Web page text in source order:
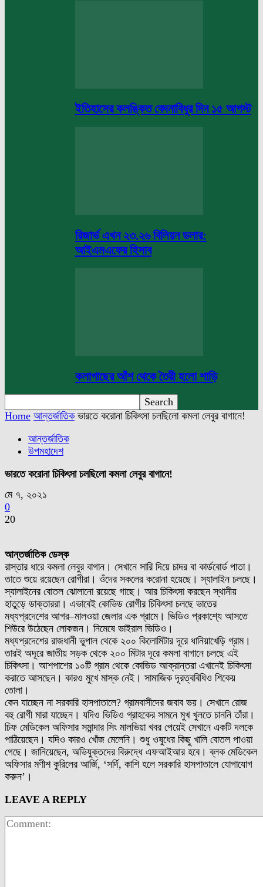
ইতিহাসের কলঙ্কিত বেদনাবিধুর দিন ১৫ আগস্ট
রিজার্ভ এখন ২৩.২৬ বিলিয়ন ডলার:
আইএমএফের হিসাব
কলাগাছের আঁশ থেকে তৈরী হলো শাড়ি
Home আন্তর্জাতিক ভারতে করোনা চিকিৎসা চলছিলো কমলা লেবুর বাগানে!
আন্তর্জাতিক
উপমহাদেশ
ভারতে করোনা চিকিৎসা চলছিলো কমলা লেবুর বাগানে!
মে ৭, ২০২১
0
20
আন্তর্জাতিক ডেস্ক
রাস্তার ধারে কমলা লেবুর বাগান। সেখানে সারি দিয়ে চাদর বা কার্ডবোর্ড পাতা।
তাতে শুয়ে রয়েছেন রোগীরা। ওঁদের সকলের করোনা হয়েছে। স্যালাইন চলছে।
স্যালাইনের বোতল ঝোলানো রয়েছে গাছে। আর চিকিৎসা করছেন স্থানীয়
হাতুড়ে ডাক্তাররা। এভাবেই কোভিড রোগীর চিকিৎসা চলছে ভাতের
মধ্যপ্রদেশের আগর–মালওয়া জেলার এক গ্রামে। ভিডিও প্রকাশ্যে আসতে
শিউরে উঠেছেন লোকজন। নিমেষে ভাইরাল ভিডিও।
মধ্যপ্রদেশের রাজধানী ভুপাল থেকে ২০০ কিলোমিটার দূরে ধানিয়াখেড়ি গ্রাম।
তারই অদূরে জাতীয় সড়ক থেকে ২০০ মিটার দূরে কমলা বাগানে চলছে এই
চিকিৎসা। আশপাশের ১০টি গ্রাম থেকে কোভিড আক্রান্তরা এখানেই চিকিৎসা
করাতে আসছেন। কারও মুখে মাস্ক নেই। সামাজিক দূরত্ববিধিও শিকেয়
তোলা।
কেন যাচ্ছেন না সরকারি হাসপাতালে?‌ গ্রামবাসীদের জবাব ভয়। সেখানে রোজ
বহু রোগী মারা যাচ্ছেন। যদিও ভিডিও গ্রাহকের সামনে মুখ খুলতে চাননি তাঁরা।
চিফ মেডিকেল অফিসার সমান্দার সিং মালভিয়া খবর পেয়েই সেখানে একটি দলকে
পাঠিয়েছেন। যদিও কারও খোঁজ মেলেনি। শুধু ওষুধের কিছু খালি বোতল পাওয়া
গেছে। জানিয়েছেন, অভিযুক্তদের বিরুদ্ধে এফআইআর হবে। ব্লক মেডিকেল
অফিসার মণীশ কুরিলের আর্জি, ‘‌সর্দি, কাশি হলে সরকারি হাসপাতালে যোগাযোগ
করুন’‌।
LEAVE A REPLY